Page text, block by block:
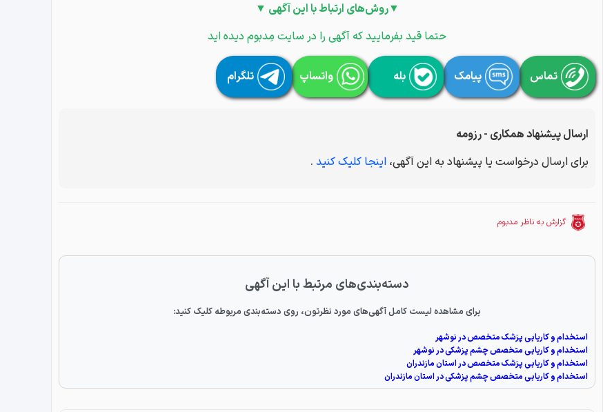
▼روش‌های ارتباط با این آگهی ▼
حتما قید بفرمایید که آگهی را در سایت مِدبوم دیده اید
تماس پیامک بله واتساپ تلگرام
ارسال پیشنهاد همکاری - رزومه
برای ارسال درخواست یا پیشنهاد به این آگهی، اینجا کلیک کنید .
گزارش به ناظر مدبوم
دسته‌بندی‌های مرتبط با این آگهی
برای مشاهده لیست کامل آگهی‌های مورد نظرتون، روی دسته‌بندی مربوطه کلیک کنید:
استخدام و کاریابی پزشک متخصص در نوشهر
استخدام و کاریابی متخصص چشم پزشکی در نوشهر
استخدام و کاریابی پزشک متخصص در استان مازندران
استخدام و کاریابی متخصص چشم پزشکی در استان مازندران